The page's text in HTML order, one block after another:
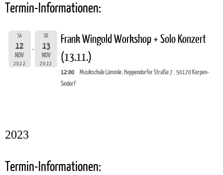
Termin-Informationen:
SA
12
NOV
2022
SO
13
NOV
2022
Frank Wingold Workshop + Solo Konzert
(13.11.)
12:00
Musikschule Lämmle, Heppendorfer Straße 7 . 50170 Kerpen-
Sindorf
2023
Termin-Informationen: